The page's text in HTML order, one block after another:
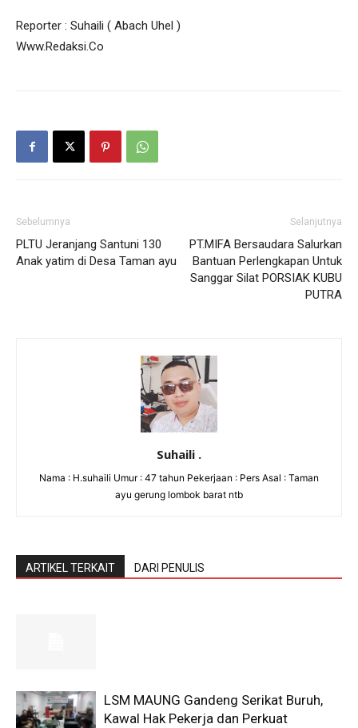
Reporter : Suhaili ( Abach Uhel )
Www.Redaksi.Co
Sebelumnya
PLTU Jeranjang Santuni 130
Anak yatim di Desa Taman ayu
Selanjutnya
PT.MIFA Bersaudara Salurkan
Bantuan Perlengkapan Untuk
Sanggar Silat PORSIAK KUBU
PUTRA
Suhaili .
Nama : H.suhaili Umur : 47 tahun Pekerjaan : Pers Asal : Taman
ayu gerung lombok barat ntb
ARTIKEL TERKAIT DARI PENULIS
LSM MAUNG Gandeng Serikat Buruh,
Kawal Hak Pekerja dan Perkuat